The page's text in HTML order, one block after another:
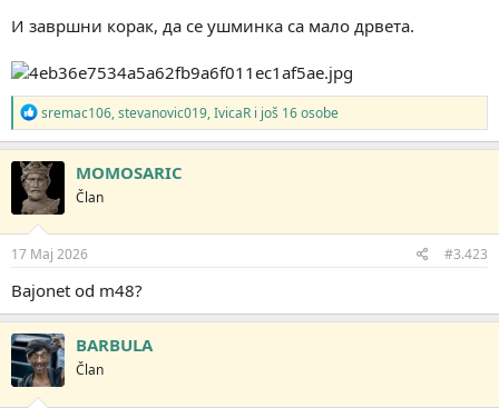
И завршни корак, да се ушминка са мало дрвета.
R
e
a
g
o
v
a
n
j
:
sremac106,stevanovic019,IvicaR i još 16 osobe
MOMOSARIC
Član
17 Maj 2026 #3.423
Bajonet od m48?
BARBULA
Član